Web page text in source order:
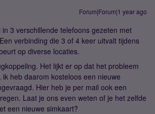
Forum|Forum|1 year ago
3 verschillende telefoons gezeten met
verbinding die 3 of 4 keer uitvalt tijdens
op diverse locaties.
Het lijkt er op dat het probleem
heb daarom kosteloos een nieuwe
Hier heb je per mail ook een
Laat je ons even weten of je het zelfde
een nieuwe simkaart?